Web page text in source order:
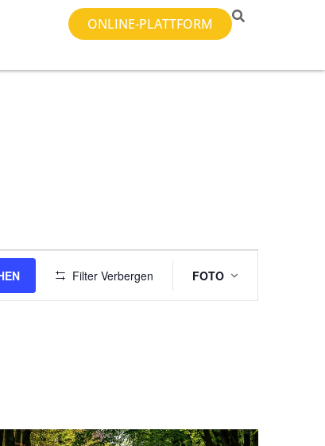
ONLINE-PLATTFORM
Filter Verbergen
Ansichten-
FOTO